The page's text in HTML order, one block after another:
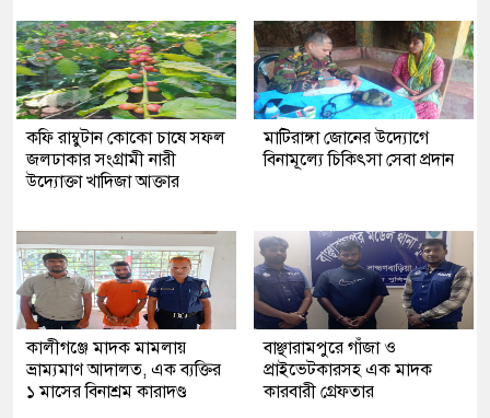
কফি রাম্বুটান কোকো চাষে সফল
জলঢাকার সংগ্রামী নারী
উদ্যোক্তা খাদিজা আক্তার
মাটিরাঙ্গা জোনের উদ্যোগে
বিনামূল্যে চিকিৎসা সেবা প্রদান
কালীগঞ্জে মাদক মামলায়
ভ্রাম্যমাণ আদালত, এক ব্যক্তির
১ মাসের বিনাশ্রম কারাদণ্ড
বাঞ্ছারামপুরে গাঁজা ও
প্রাইভেটকারসহ এক মাদক
কারবারী গ্রেফতার